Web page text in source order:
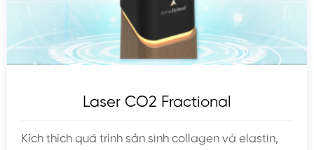
Laser CO2 Fractional
Kích thích quá trình sản sinh collagen và elastin,